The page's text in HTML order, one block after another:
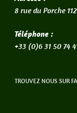
8 rue du Porche
Téléphone :
+33 (0)6 31 50 74
TROUVEZ NOUS SUR